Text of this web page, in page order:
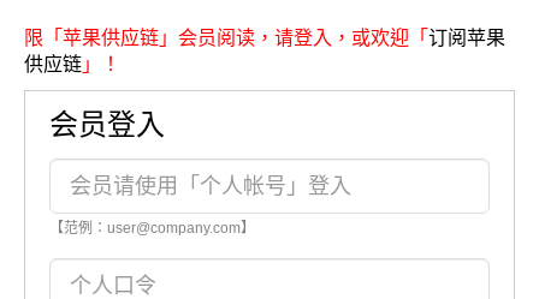
限「苹果供应链」会员阅读，请登入，或欢迎「 订阅苹果
供应链 」！
会员登入
【范例：user@company.com】